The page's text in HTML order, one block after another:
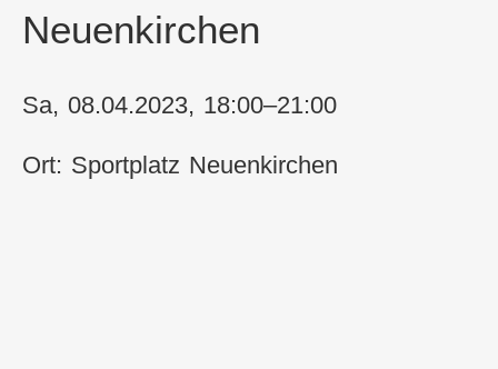
Neuenkirchen
Sa, 08.04.2023, 18:00–21:00
Ort: Sportplatz Neuenkirchen